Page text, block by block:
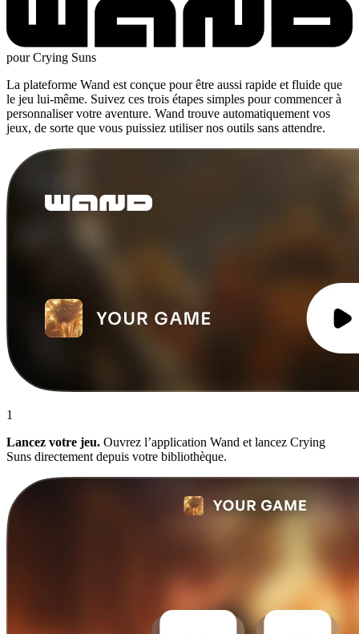
pour Crying Suns
La plateforme Wand est conçue pour être aussi rapide et fluide que
le jeu lui-même. Suivez ces trois étapes simples pour commencer à
personnaliser votre aventure. Wand trouve automatiquement vos
jeux, de sorte que vous puissiez utiliser nos outils sans attendre.
1
Lancez votre jeu. Ouvrez l’application Wand et lancez Crying
Suns directement depuis votre bibliothèque.